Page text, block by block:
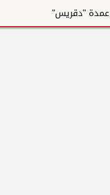
عمدة "دقريس"